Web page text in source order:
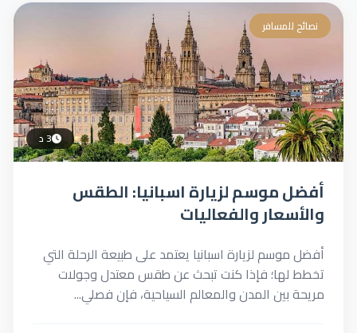
نصائح للمسافر
3 د
أفضل موسم لزيارة اسبانيا: الطقس
والأسعار والفعاليات
أفضل موسم لزيارة اسبانيا يعتمد على طبيعة الرحلة التي
تخطط لها؛ فإذا كنت تبحث عن طقس معتدل وجولات
مريحة بين المدن والمعالم السياحية، فإن فصلي...